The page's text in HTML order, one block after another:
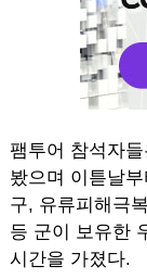
팸투어 참석자
봤으며 이튿날
구, 유류피해극
등 군이 보유한
시간을 가졌다.